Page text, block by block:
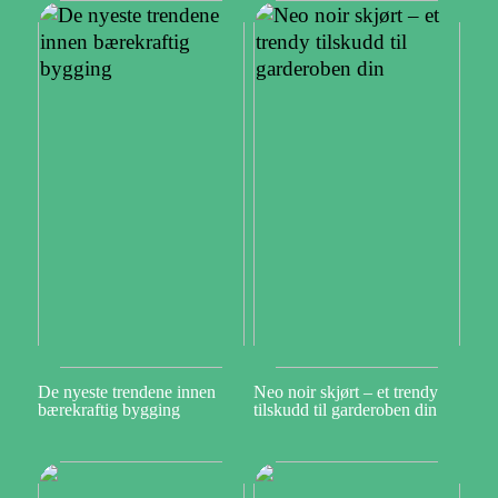
De nyeste trendene innen
bærekraftig bygging
Neo noir skjørt – et trendy
tilskudd til garderoben din